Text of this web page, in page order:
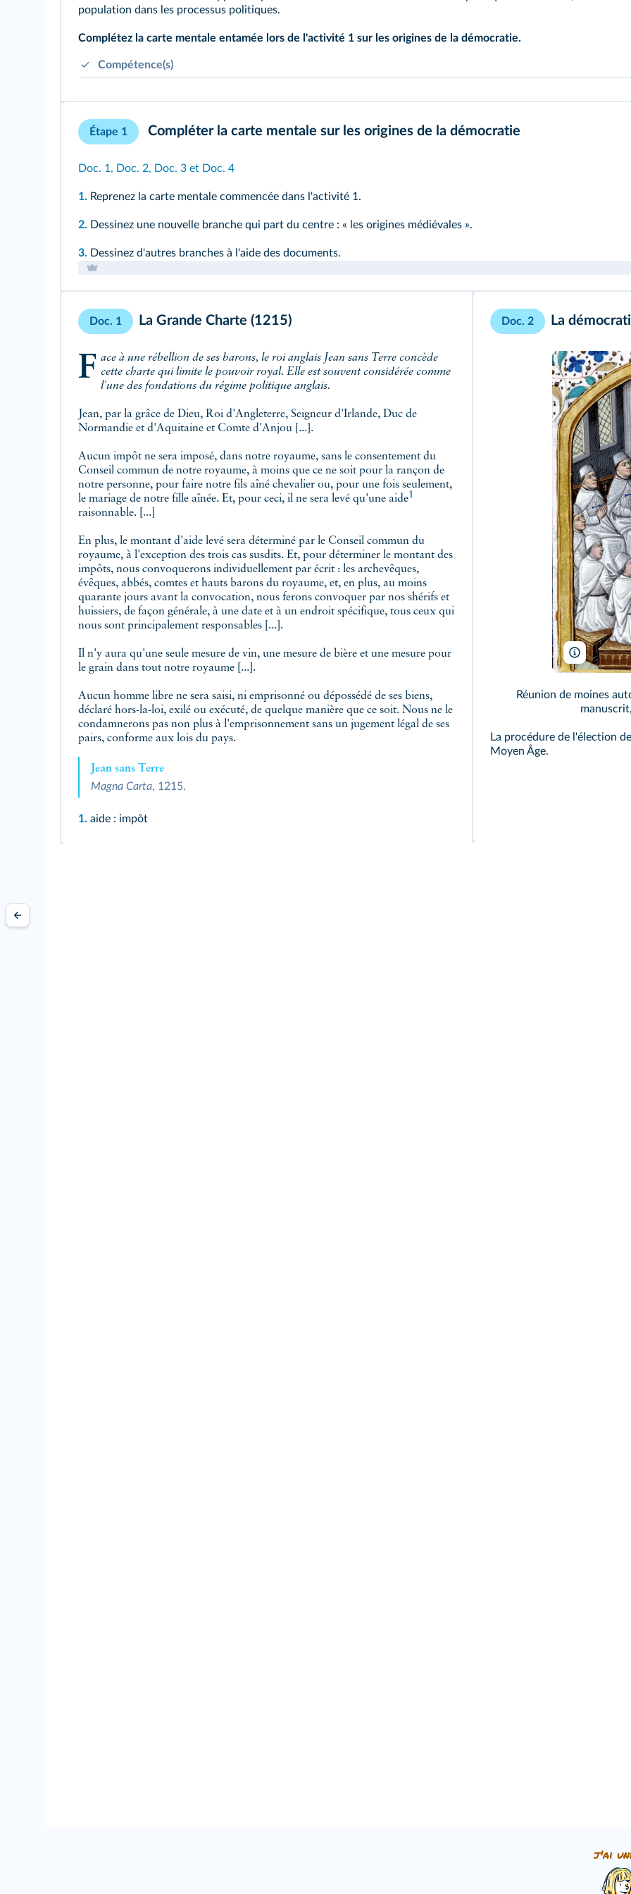
population dans les processus politiques.
Complétez la carte mentale entamée lors de l'activité 1 sur les origines de la démocratie.
Compétence(s)
Étape 1
Compléter la carte mentale sur les origines de la démocratie
Doc. 1, Doc. 2, Doc. 3 et Doc. 4
1. Reprenez la carte mentale commencée dans l'activité 1.
2. Dessinez une nouvelle branche qui part du centre : « les origines médiévales ».
3. Dessinez d'autres branches à l'aide des documents.
Doc. 1 La Grande Charte (1215)
Face à une rébellion de ses barons, le roi anglais Jean sans Terre concède cette charte qui limite le pouvoir royal. Elle est souvent considérée comme
l'une des fondations du régime politique anglais.
Jean, par la grâce de Dieu, Roi d'Angleterre, Seigneur d'Irlande, Duc de
Normandie et d'Aquitaine et Comte d'Anjou [...].
Aucun impôt ne sera imposé, dans notre royaume, sans le consentement du
Conseil commun de notre royaume, à moins que ce ne soit pour la rançon de
notre personne, pour faire notre fils aîné chevalier ou, pour une fois seulement,
le mariage de notre fille aînée. Et, pour ceci, il ne sera levé qu'une aide1
raisonnable. [...]
En plus, le montant d'aide levé sera déterminé par le Conseil commun du
royaume, à l'exception des trois cas susdits. Et, pour déterminer le montant des
impôts, nous convoquerons individuellement par écrit : les archevêques,
évêques, abbés, comtes et hauts barons du royaume, et, en plus, au moins
quarante jours avant la convocation, nous ferons convoquer par nos shérifs et
huissiers, de façon générale, à une date et à un endroit spécifique, tous ceux qui
nous sont principalement responsables [...].
Il n'y aura qu'une seule mesure de vin, une mesure de bière et une mesure pour
le grain dans tout notre royaume [...].
Aucun homme libre ne sera saisi, ni emprisonné ou dépossédé de ses biens,
déclaré hors-la-loi, exilé ou exécuté, de quelque manière que ce soit. Nous ne le
condamnerons pas non plus à l'emprisonnement sans un jugement légal de ses
pairs, conforme aux lois du pays.
Jean sans Terre
Magna Carta, 1215.
1. aide : impôt
Doc. 2 La
Réunion de moines
La procédure de l'élection
Moyen Âge.
j'ai